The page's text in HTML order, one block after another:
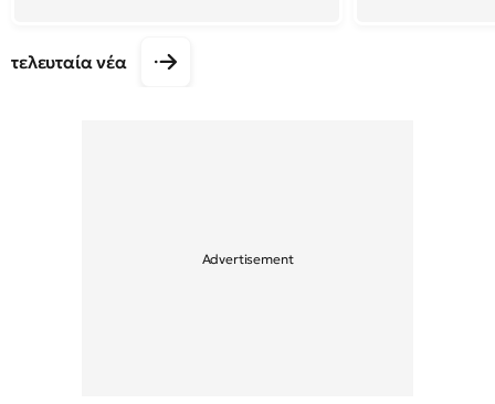
τελευταία νέα